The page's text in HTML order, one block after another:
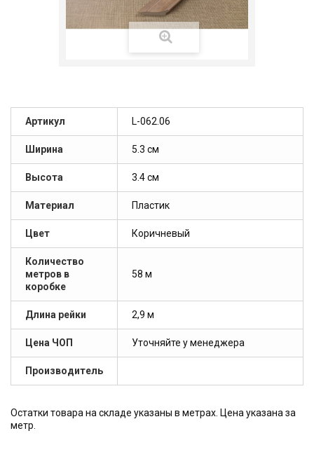
Артикул L-062.06
Ширина 5.3 см
Высота 3.4 см
Материал Пластик
Цвет Коричневый
Количество
метров в
коробке
58 м
Длина рейки 2,9 м
Цена ЧОП Уточняйте у менеджера
Производитель
Остатки товара на складе указаны в метрах. Цена указана за
метр.